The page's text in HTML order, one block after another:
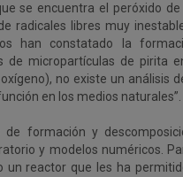
se encuentra el peróxido
radicales libres muy
han constatado la
micropartículas de pirita
no existe un análisis
en los medios naturales”.
formación y
y modelos numéricos.
un reactor que les ha